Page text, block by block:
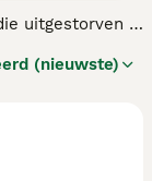
uitgestorven is
als
(nieuwste)